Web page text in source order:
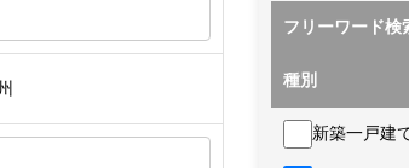
フリーワード検
種別
新築一戸建